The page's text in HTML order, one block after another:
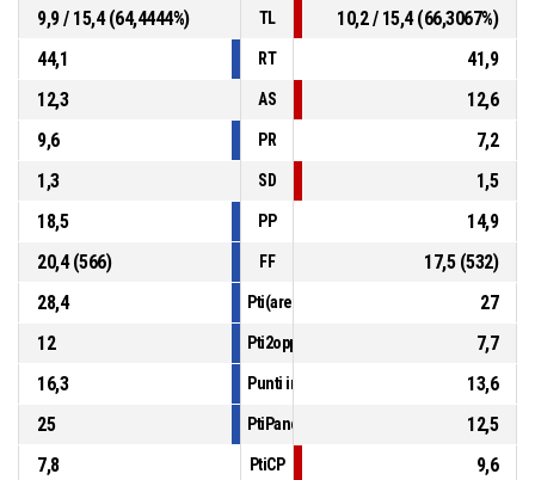
9,9 / 15,4 (64,4444%)
TL
10,2 / 15,4 (66,3067%)
44,1
RT
41,9
12,3
AS
12,6
9,6
PR
7,2
1,3
SD
1,5
18,5
PP
14,9
20,4 (566)
FF
17,5 (532)
28,4
Pti(area)
27
12
Pti2opp
7,7
16,3
Punti in contropiede
13,6
25
PtiPanch
12,5
7,8
PtiCP 9,6